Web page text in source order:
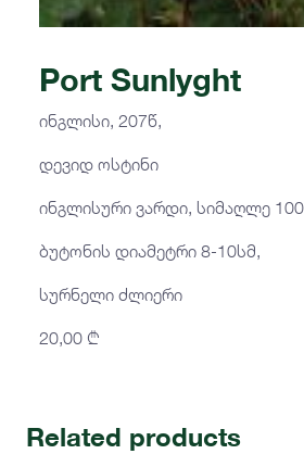
Port Sunlyght
ინგლისი, 207წ,
დევიდ ოსტინი
ინგლისური ვარდი, სიმაღლე
ბუტონის დიამეტრი 8-10სმ,
სურნელი ძლიერი
20,00 ₾
Related products